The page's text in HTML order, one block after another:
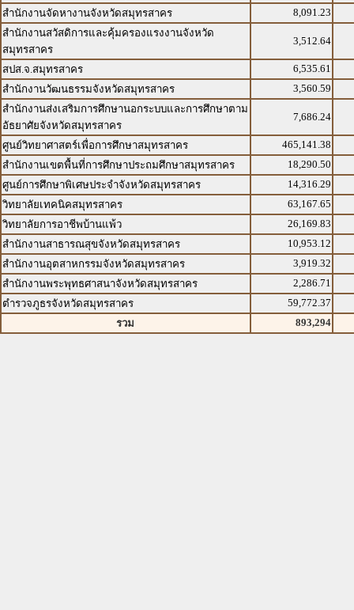
สำนักงานจัดหางานจังหวัดสมุทรสาคร
8,091.23
สำนักงานสวัสดิการและคุ้มครองแรงงานจังหวัด
สมุทรสาคร
3,512.64
สปส.จ.สมุทรสาคร
6,535.61
สำนักงานวัฒนธรรมจังหวัดสมุทรสาคร
3,560.59
สำนักงานส่งเสริมการศึกษานอกระบบและการศึกษาตาม
อัธยาศัยจังหวัดสมุทรสาคร
7,686.24
ศูนย์วิทยาศาสตร์เพื่อการศึกษาสมุทรสาคร
465,141.38
สำนักงานเขตพื้นที่การศึกษาประถมศึกษาสมุทรสาคร
18,290.50
ศูนย์การศึกษาพิเศษประจำจังหวัดสมุทรสาคร
14,316.29
วิทยาลัยเทคนิคสมุทรสาคร
63,167.65
วิทยาลัยการอาชีพบ้านแพ้ว
26,169.83
สำนักงานสาธารณสุขจังหวัดสมุทรสาคร
10,953.12
สำนักงานอุตสาหกรรมจังหวัดสมุทรสาคร
3,919.32
สำนักงานพระพุทธศาสนาจังหวัดสมุทรสาคร
2,286.71
ตำรวจภูธรจังหวัดสมุทรสาคร
59,772.37
รวม
893,294